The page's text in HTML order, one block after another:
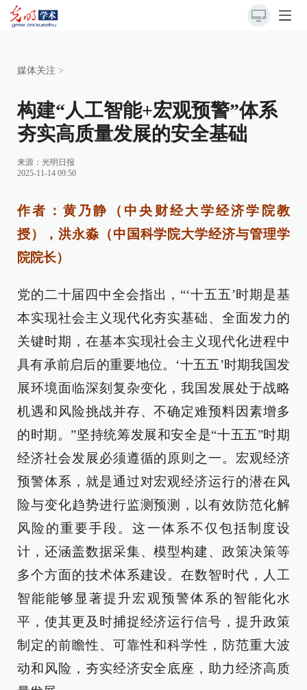
媒体关注 >
构建“人工智能+宏观预警”体系
夯实高质量发展的安全基础
来源： 光明日报
2025-11-14 09:50
作者：黄乃静（中央财经大学经济学院教
授），洪永淼（中国科学院大学经济与管理学
院院长）
党的二十届四中全会指出，“‘十五五’时期是基
本实现社会主义现代化夯实基础、全面发力的
关键时期，在基本实现社会主义现代化进程中
具有承前启后的重要地位。‘十五五’时期我国发
展环境面临深刻复杂变化，我国发展处于战略
机遇和风险挑战并存、不确定难预料因素增多
的时期。”坚持统筹发展和安全是“十五五”时期
经济社会发展必须遵循的原则之一。宏观经济
预警体系，就是通过对宏观经济运行的潜在风
险与变化趋势进行监测预测，以有效防范化解
风险的重要手段。这一体系不仅包括制度设
计，还涵盖数据采集、模型构建、政策决策等
多个方面的技术体系建设。在数智时代，人工
智能能够显著提升宏观预警体系的智能化水
平，使其更及时捕捉经济运行信号，提升政策
制定的前瞻性、可靠性和科学性，防范重大波
动和风险，夯实经济安全底座，助力经济高质